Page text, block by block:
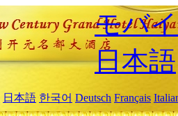
モバ
日本語
日本語 한국어 Deutsch Français